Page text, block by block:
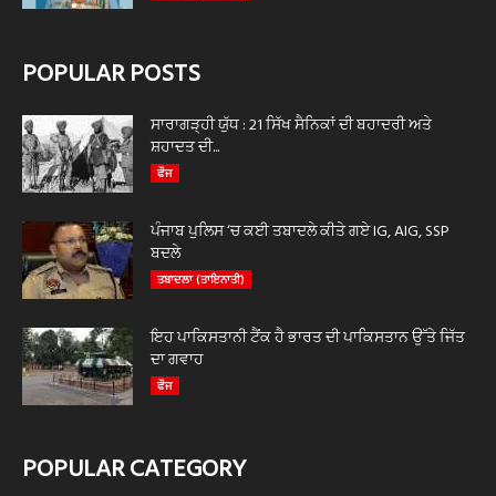
POPULAR POSTS
ਸਾਰਾਗੜ੍ਹੀ ਯੁੱਧ : 21 ਸਿੱਖ ਸੈਨਿਕਾਂ ਦੀ ਬਹਾਦਰੀ ਅਤੇ
ਸ਼ਹਾਦਤ ਦੀ...
ਫੌਜ
ਪੰਜਾਬ ਪੁਲਿਸ ‘ਚ ਕਈ ਤਬਾਦਲੇ ਕੀਤੇ ਗਏ IG, AIG, SSP
ਬਦਲੇ
ਤਬਾਦਲਾ (ਤਾਇਨਾਤੀ)
ਇਹ ਪਾਕਿਸਤਾਨੀ ਟੈਂਕ ਹੈ ਭਾਰਤ ਦੀ ਪਾਕਿਸਤਾਨ ਉੱਤੇ ਜਿੱਤ
ਦਾ ਗਵਾਹ
ਫੌਜ
POPULAR CATEGORY